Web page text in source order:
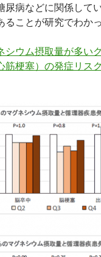
尿病などに関係して
ることが研究でわか
シウム摂取量が多い
筋梗塞）の発症リス